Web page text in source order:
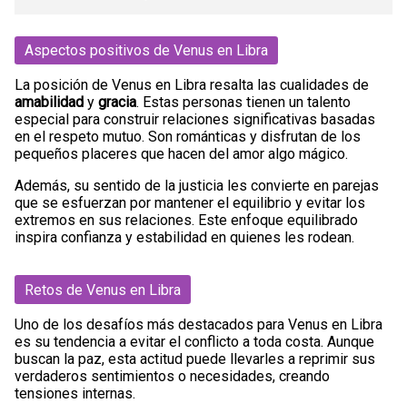
Aspectos positivos de Venus en Libra
La posición de Venus en Libra resalta las cualidades de
amabilidad y gracia. Estas personas tienen un talento
especial para construir relaciones significativas basadas
en el respeto mutuo. Son románticas y disfrutan de los
pequeños placeres que hacen del amor algo mágico.
Además, su sentido de la justicia les convierte en parejas
que se esfuerzan por mantener el equilibrio y evitar los
extremos en sus relaciones. Este enfoque equilibrado
inspira confianza y estabilidad en quienes les rodean.
Retos de Venus en Libra
Uno de los desafíos más destacados para Venus en Libra
es su tendencia a evitar el conflicto a toda costa. Aunque
buscan la paz, esta actitud puede llevarles a reprimir sus
verdaderos sentimientos o necesidades, creando
tensiones internas.